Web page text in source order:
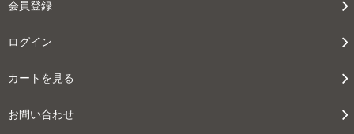
会員登録
ログイン
カートを見る
お問い合わせ